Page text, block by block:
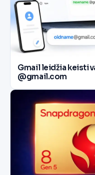
Gmail leidžia keisti
@gmail.com